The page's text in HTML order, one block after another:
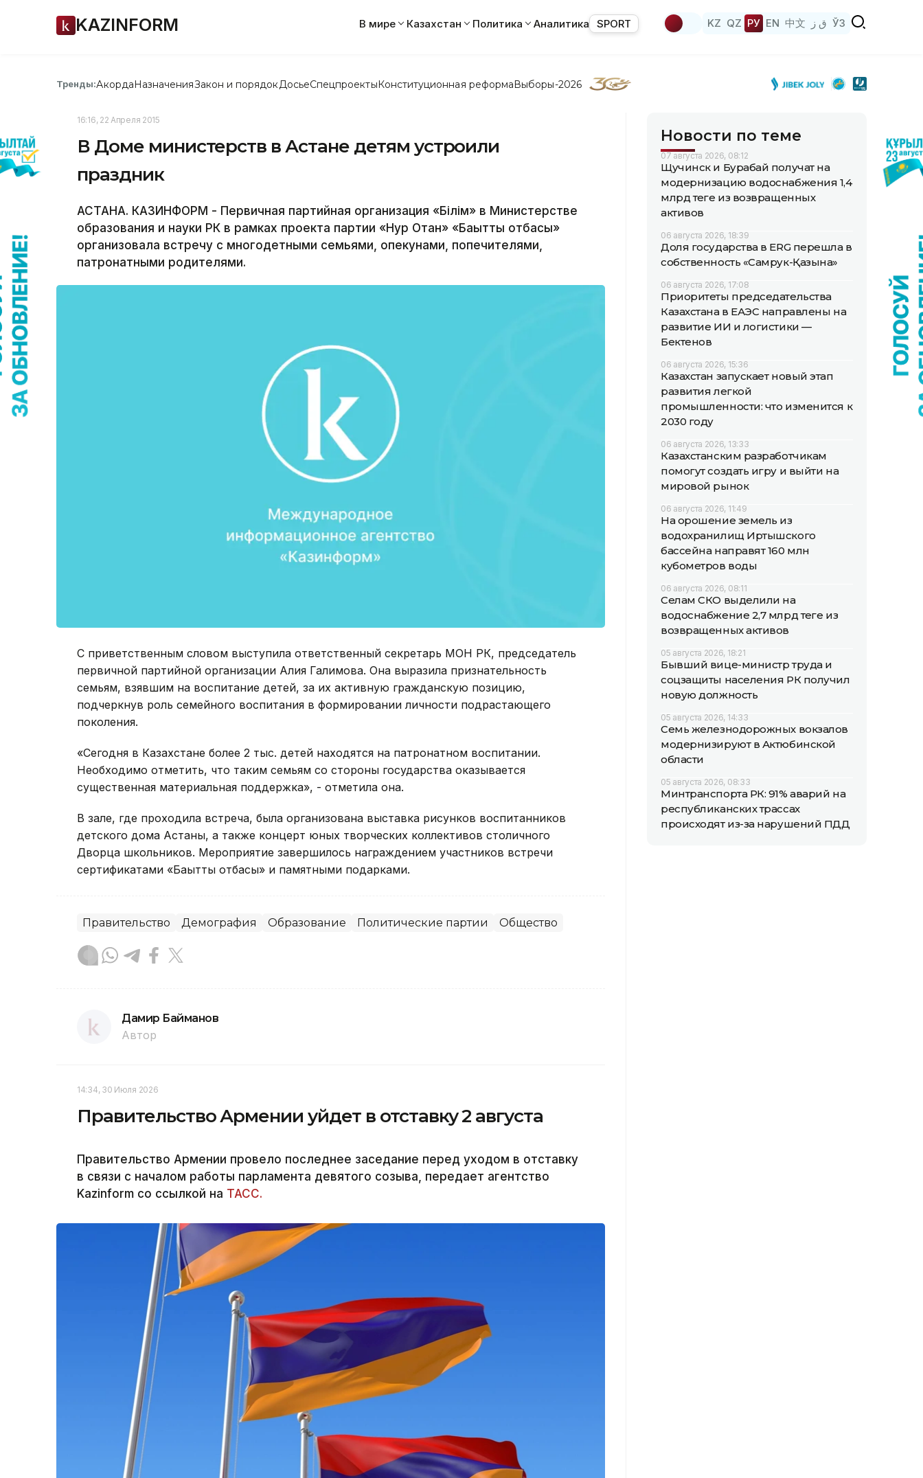
KAZINFORM В мире Казахстан Политика Аналитика SPORT KZ QZ РУ EN 中文 ق ز ЎЗ
Тренды:АкордаНазначенияЗакон и порядок ДосьеСпецпроектыКонституционная реформаВыборы-2026
16:16, 22 Апреля 2015
В Доме министерств в Астане детям устроили
праздник
АСТАНА. КАЗИНФОРМ - Первичная партийная организация «Білім» в Министерстве
образования и науки РК в рамках проекта партии «Нур Отан» «Бақытты отбасы»
организовала встречу с многодетными семьями, опекунами, попечителями,
патронатными родителями.
С приветственным словом выступила ответственный секретарь МОН РК, председатель
первичной партийной организации Алия Галимова. Она выразила признательность
семьям, взявшим на воспитание детей, за их активную гражданскую позицию,
подчеркнув роль семейного воспитания в формировании личности подрастающего
поколения.
«Сегодня в Казахстане более 2 тыс. детей находятся на патронатном воспитании.
Необходимо отметить, что таким семьям со стороны государства оказывается
существенная материальная поддержка», - отметила она.
В зале, где проходила встреча, была организована выставка рисунков воспитанников
детского дома Астаны, а также концерт юных творческих коллективов столичного
Дворца школьников. Мероприятие завершилось награждением участников встречи
сертификатами «Бақытты отбасы» и памятными подарками.
Правительство Демография Образование Политические партии Общество
Дамир Байманов
Автор
14:34, 30 Июля 2026
Правительство Армении уйдет в отставку 2 августа
Правительство Армении провело последнее заседание перед уходом в отставку
в связи с началом работы парламента девятого созыва, передает агентство
Kazinform со ссылкой на ТАСС.
Новости по теме
07 августа 2026, 08:12
Щучинск и Бурабай получат на
модернизацию водоснабжения 1,4
млрд теңге из возвращенных
активов
06 августа 2026, 18:39
Доля государства в ERG перешла в
собственность «Самрук-Қазына»
06 августа 2026, 17:08
Приоритеты председательства
Казахстана в ЕАЭС направлены на
развитие ИИ и логистики —
Бектенов
06 августа 2026, 15:36
Казахстан запускает новый этап
развития легкой
промышленности: что изменится к
2030 году
06 августа 2026, 13:33
Казахстанским разработчикам
помогут создать игру и выйти на
мировой рынок
06 августа 2026, 11:49
На орошение земель из
водохранилищ Иртышского
бассейна направят 160 млн
кубометров воды
06 августа 2026, 08:11
Селам СКО выделили на
водоснабжение 2,7 млрд теңге из
возвращенных активов
05 августа 2026, 18:21
Бывший вице-министр труда и
соцзащиты населения РК получил
новую должность
05 августа 2026, 14:33
Семь железнодорожных вокзалов
модернизируют в Актюбинской
области
05 августа 2026, 08:33
Минтранспорта РК: 91% аварий на
республиканских трассах
происходят из-за нарушений ПДД